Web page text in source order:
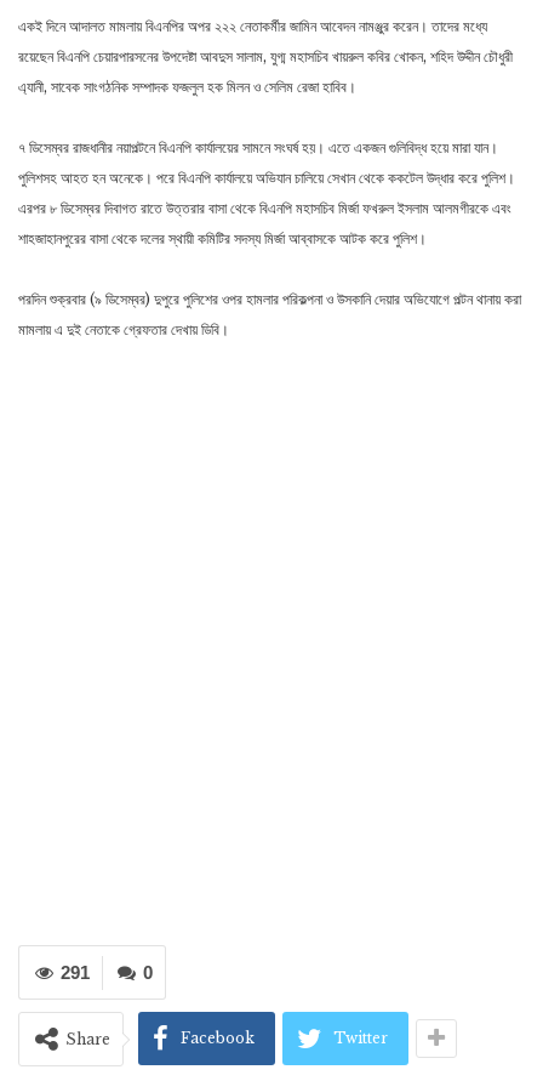
একই দিনে আদালত মামলায় বিএনপির অপর ২২২ নেতাকর্মীর জামিন আবেদন নামঞ্জুর করেন। তাদের মধ্যে
রয়েছেন বিএনপি চেয়ারপারসনের উপদেষ্টা আবদুস সালাম, যুগ্ম মহাসচিব খায়রুল কবির খোকন, শহিদ উদ্দীন চৌধুরী
এ্যানী, সাবেক সাংগঠনিক সম্পাদক ফজলুল হক মিলন ও সেলিম রেজা হাবিব।
৭ ডিসেম্বর রাজধানীর নয়াপল্টনে বিএনপি কার্যালয়ের সামনে সংঘর্ষ হয়। এতে একজন গুলিবিদ্ধ হয়ে মারা যান।
পুলিশসহ আহত হন অনেকে। পরে বিএনপি কার্যালয়ে অভিযান চালিয়ে সেখান থেকে ককটেল উদ্ধার করে পুলিশ।
এরপর ৮ ডিসেম্বর দিবাগত রাতে উত্তরার বাসা থেকে বিএনপি মহাসচিব মির্জা ফখরুল ইসলাম আলমগীরকে এবং
শাহজাহানপুরের বাসা থেকে দলের স্থায়ী কমিটির সদস্য মির্জা আব্বাসকে আটক করে পুলিশ।
পরদিন শুক্রবার (৯ ডিসেম্বর) দুপুরে পুলিশের ওপর হামলার পরিকল্পনা ও উসকানি দেয়ার অভিযোগে পল্টন থানায় করা
মামলায় এ দুই নেতাকে গ্রেফতার দেখায় ডিবি।
0
291
Share Facebook Twitter